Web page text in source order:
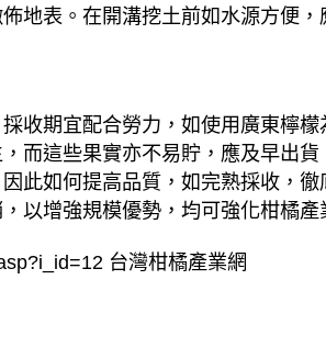
地表。在開溝挖土前如水源方便
收期宜配合勞力，如使用廣東檸
而這些果實亦不易貯，應及早出貨
此如何提高品質，如完熟採收，
以增強規模優勢，均可強化柑橘產
台灣柑橘產業網